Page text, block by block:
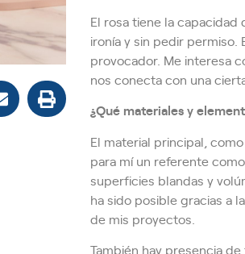
El rosa tiene la
ironía y sin pedir permiso.
provocador. Me interesa
nos conecta con una
¿Qué materiales y
El material principal,
para mí un referente
superficies blandas y
ha sido posible gracias a
de mis proyectos.
También hay presencia